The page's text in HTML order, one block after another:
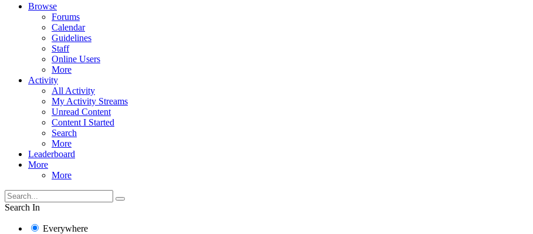
Browse
Forums
Calendar
Guidelines
Staff
Online Users
More
Activity
All Activity
My Activity Streams
Unread Content
Content I Started
Search
More
Leaderboard
More
More
Search In
Everywhere